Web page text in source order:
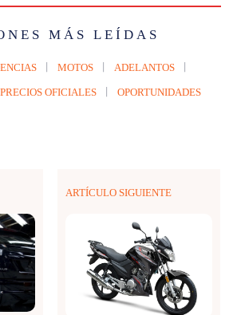
MÁS LEÍDAS
MOTOS ADELANTOS
PRECIOS OFICIALES OPORTUNIDADES
ARTÍCULO SIGUIENTE